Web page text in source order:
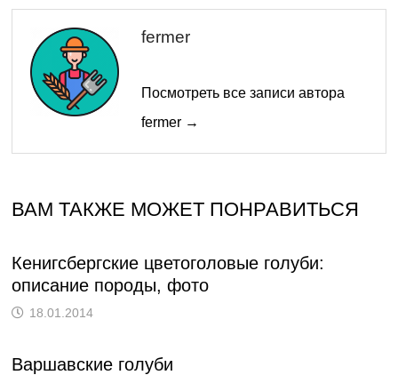
fermer
Посмотреть все записи автора
fermer →
ВАМ ТАКЖЕ МОЖЕТ ПОНРАВИТЬСЯ
Кенигсбергские цветоголовые голуби:
описание породы, фото
18.01.2014
Варшавские голуби